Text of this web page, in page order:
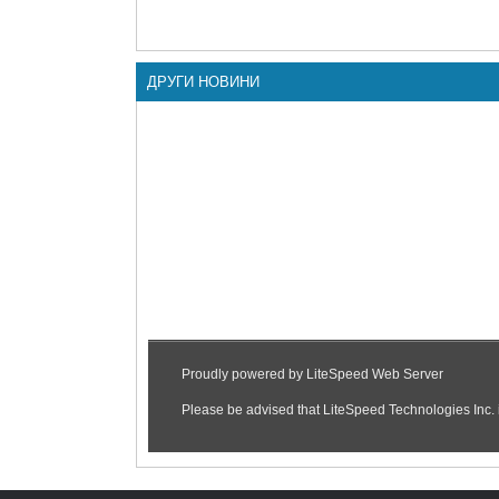
ДРУГИ НОВИНИ